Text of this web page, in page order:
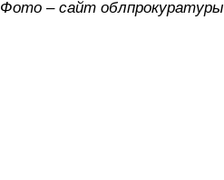
Фото – сайт облпрокуратуры